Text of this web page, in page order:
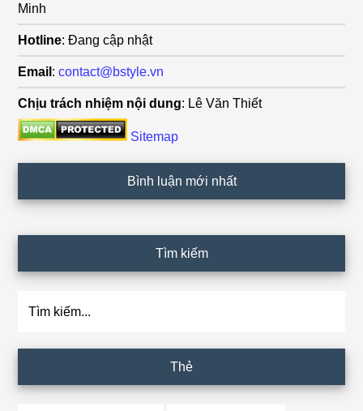
Minh
Hotline: Đang cập nhật
Email :contact@bstyle.vn
Chịu trách nhiệm nội dung: Lê Văn Thiết
Sitemap
Bình luận mới nhất
Tìm kiếm
Thẻ